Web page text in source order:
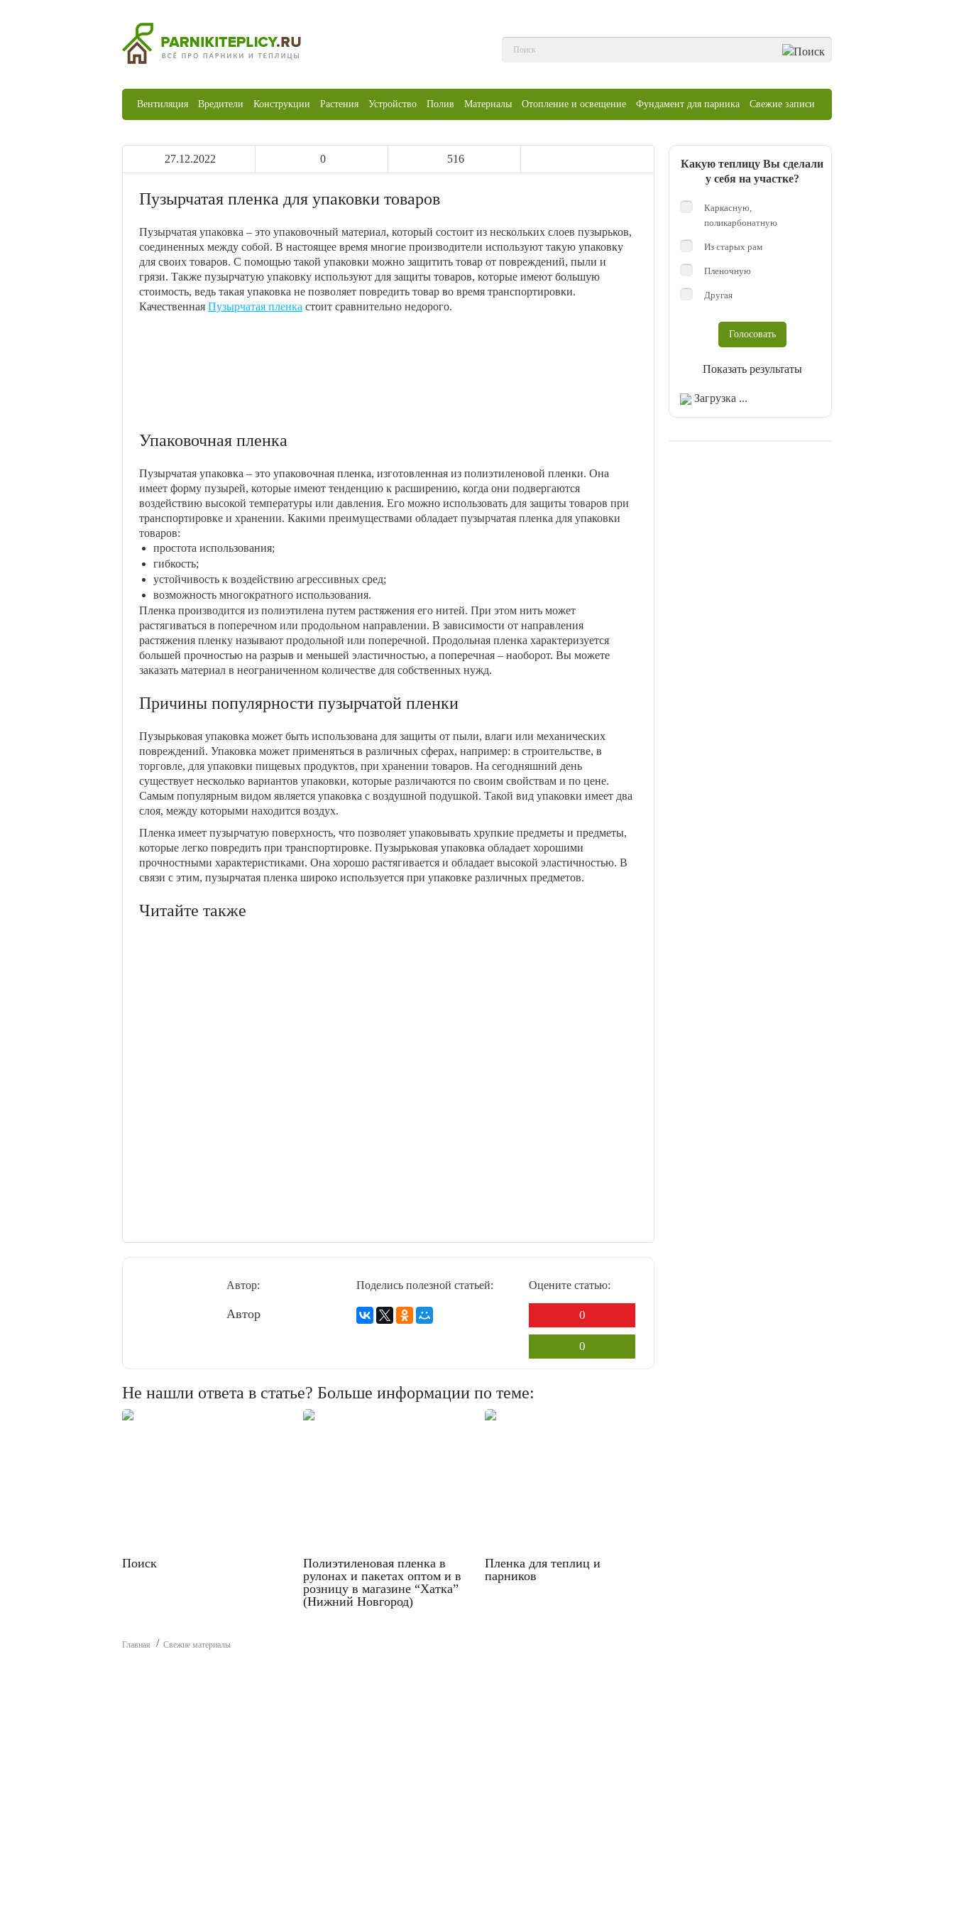
Вентиляция Вредители Конструкции Растения Устройство Полив Материалы Отопление и освещение Фундамент для парника Свежие записи
27.12.2022 0 516
Пузырчатая пленка для упаковки товаров
Пузырчатая упаковка – это упаковочный материал, который состоит из нескольких слоев пузырьков,
соединенных между собой. В настоящее время многие производители используют такую упаковку
для своих товаров. С помощью такой упаковки можно защитить товар от повреждений, пыли и
грязи. Также пузырчатую упаковку используют для защиты товаров, которые имеют большую
стоимость, ведь такая упаковка не позволяет повредить товар во время транспортировки.
Качественная Пузырчатая пленка стоит сравнительно недорого.
Упаковочная пленка
Пузырчатая упаковка – это упаковочная пленка, изготовленная из полиэтиленовой пленки. Она
имеет форму пузырей, которые имеют тенденцию к расширению, когда они подвергаются
воздействию высокой температуры или давления. Его можно использовать для защиты товаров при
транспортировке и хранении. Какими преимуществами обладает пузырчатая пленка для упаковки
товаров:
простота использования;
гибкость;
устойчивость к воздействию агрессивных сред;
возможность многократного использования.
Пленка производится из полиэтилена путем растяжения его нитей. При этом нить может
растягиваться в поперечном или продольном направлении. В зависимости от направления
растяжения пленку называют продольной или поперечной. Продольная пленка характеризуется
большей прочностью на разрыв и меньшей эластичностью, а поперечная – наоборот. Вы можете
заказать материал в неограниченном количестве для собственных нужд.
Причины популярности пузырчатой пленки
Пузырьковая упаковка может быть использована для защиты от пыли, влаги или механических
повреждений. Упаковка может применяться в различных сферах, например: в строительстве, в
торговле, для упаковки пищевых продуктов, при хранении товаров. На сегодняшний день
существует несколько вариантов упаковки, которые различаются по своим свойствам и по цене.
Самым популярным видом является упаковка с воздушной подушкой. Такой вид упаковки имеет два
слоя, между которыми находится воздух.
Пленка имеет пузырчатую поверхность, что позволяет упаковывать хрупкие предметы и предметы,
которые легко повредить при транспортировке. Пузырьковая упаковка обладает хорошими
прочностными характеристиками. Она хорошо растягивается и обладает высокой эластичностью. В
связи с этим, пузырчатая пленка широко используется при упаковке различных предметов.
Читайте также
Автор:
Автор
Оцените статью:
0
0
Поделись полезной статьей:
Не нашли ответа в статье? Больше информации по теме:
Поиск
Полиэтиленовая пленка в
рулонах и пакетах оптом и в
розницу в магазине “Хатка”
(Нижний Новгород)
Пленка для теплиц и
парников
Главная Свежие материалы
Какую теплицу Вы сделали
у себя на участке?
Каркасную,
поликарбонатную
Из старых рам
Пленочную
Другая
Показать результаты
Загрузка ...